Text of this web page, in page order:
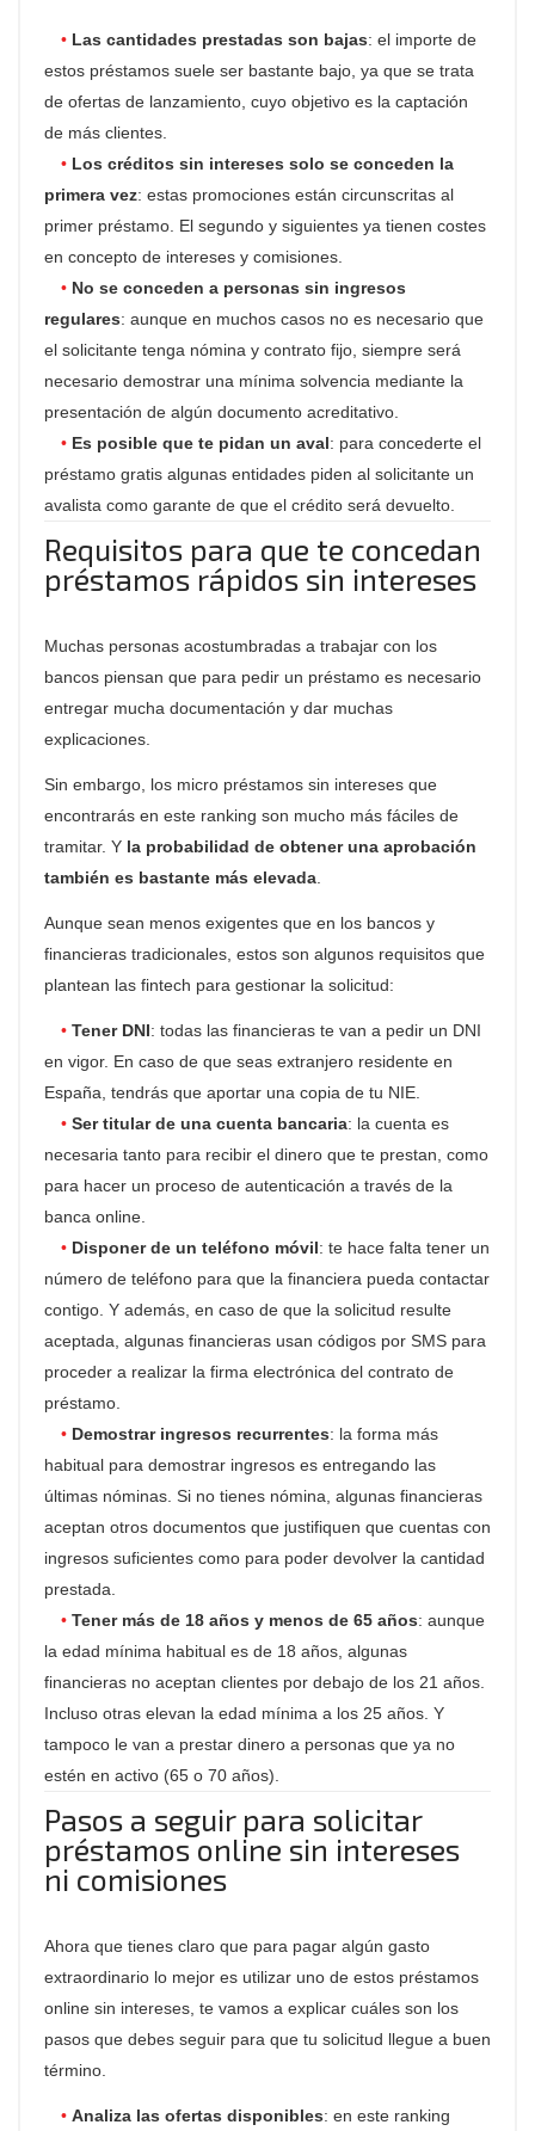
Las cantidades prestadas son bajas: el importe de
estos préstamos suele ser bastante bajo, ya que se trata
de ofertas de lanzamiento, cuyo objetivo es la captación
de más clientes.
Los créditos sin intereses solo se conceden la
primera vez: estas promociones están circunscritas al
primer préstamo. El segundo y siguientes ya tienen costes
en concepto de intereses y comisiones.
No se conceden a personas sin ingresos
regulares: aunque en muchos casos no es necesario que
el solicitante tenga nómina y contrato fijo, siempre será
necesario demostrar una mínima solvencia mediante la
presentación de algún documento acreditativo.
Es posible que te pidan un aval: para concederte el
préstamo gratis algunas entidades piden al solicitante un
avalista como garante de que el crédito será devuelto.
Requisitos para que te concedan
préstamos rápidos sin intereses
Muchas personas acostumbradas a trabajar con los
bancos piensan que para pedir un préstamo es necesario
entregar mucha documentación y dar muchas
explicaciones.
Sin embargo, los micro préstamos sin intereses que
encontrarás en este ranking son mucho más fáciles de
tramitar. Y la probabilidad de obtener una aprobación
también es bastante más elevada
Aunque sean menos exigentes que en los bancos y
financieras tradicionales, estos son algunos requisitos que
plantean las fintech para gestionar la solicitud:
Tener DNI: todas las financieras te van a pedir un DNI
en vigor. En caso de que seas extranjero residente en
España, tendrás que aportar una copia de tu NIE.
Ser titular de una cuenta bancaria: la cuenta es
necesaria tanto para recibir el dinero que te prestan, como
para hacer un proceso de autenticación a través de la
banca online.
Disponer de un teléfono móvil: te hace falta tener un
número de teléfono para que la financiera pueda contactar
contigo. Y además, en caso de que la solicitud resulte
aceptada, algunas financieras usan códigos por SMS para
proceder a realizar la firma electrónica del contrato de
préstamo.
Demostrar ingresos recurrentes: la forma más
habitual para demostrar ingresos es entregando las
últimas nóminas. Si no tienes nómina, algunas financieras
aceptan otros documentos que justifiquen que cuentas con
ingresos suficientes como para poder devolver la cantidad
prestada.
Tener más de 18 años y menos de 65 años: aunque
la edad mínima habitual es de 18 años, algunas
financieras no aceptan clientes por debajo de los 21 años.
Incluso otras elevan la edad mínima a los 25 años. Y
tampoco le van a prestar dinero a personas que ya no
estén en activo (65 o 70 años).
Pasos a seguir para solicitar
préstamos online sin intereses
ni comisiones
Ahora que tienes claro que para pagar algún gasto
extraordinario lo mejor es utilizar uno de estos préstamos
online sin intereses, te vamos a explicar cuáles son los
pasos que debes seguir para que tu solicitud llegue a buen
término.
Analiza las ofertas disponibles: en este ranking